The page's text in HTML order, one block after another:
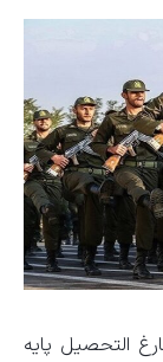
التحصیل پایه